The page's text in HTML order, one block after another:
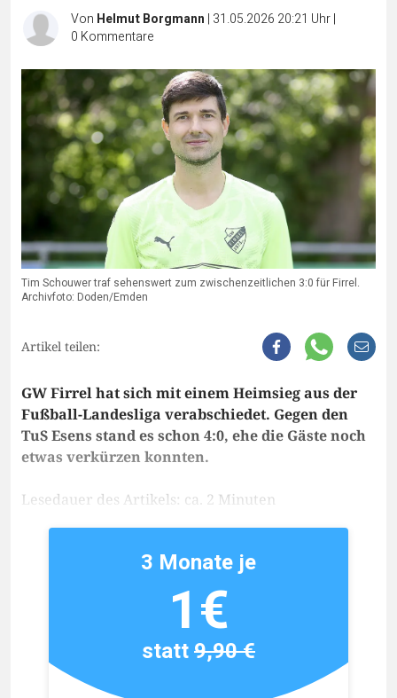
Von Helmut Borgmann | 31.05.2026 20:21 Uhr|
0 Kommentare
Tim Schouwer traf sehenswert zum zwischenzeitlichen 3:0 für Firrel.
Archivfoto: Doden/Emden
Artikel teilen:
GW Firrel hat sich mit einem Heimsieg aus der
Fußball-Landesliga verabschiedet. Gegen den
TuS Esens stand es schon 4:0, ehe die Gäste noch
etwas verkürzen konnten.
Lesedauer des Artikels: ca. 2 Minuten
3 Monate je
1€
statt9,90 €